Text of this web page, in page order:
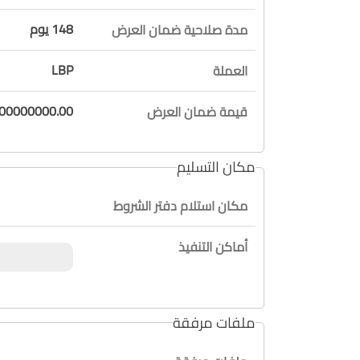
مدة صلاحية ضمان العرض
148 يوم
العملة
LBP
قيمة ضمان العرض
200000000.00 / فقط مائتان مليون
مكان التسليم
مكان استلام دفتر الشروط
أماكن التنفيذ
ملفات مرفقة